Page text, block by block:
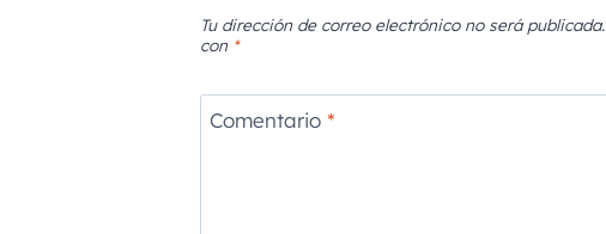
Tu dirección de correo electrónico no será publicada.
con *
Comentario *